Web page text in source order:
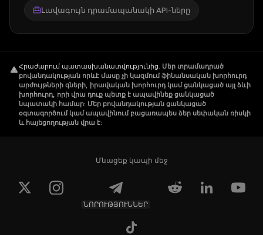
Լավագույն դրամապանակի API-ները
Հրաժարում պատասխանատվությունից. Մեր տրամադրած
բովանդակության որևէ մասը չի կազմում ֆինանսական խորհուրդ
արժույթների գների, իրավական խորհուրդ կամ ցանկացած այլ ձևի
խորհուրդ, որի վրա դուք պետք է ապավինեք ցանկացած
նպատակի համար: Մեր բովանդակության ցանկացած
օգտագործում կամ ապավինում բացառապես ձեր սեփական ռիսկի
և հայեցողության վրա է:
Մնացեք կապի մեջ
ՆՈՐՈՒԹՅՈՒՆՆԵՐ